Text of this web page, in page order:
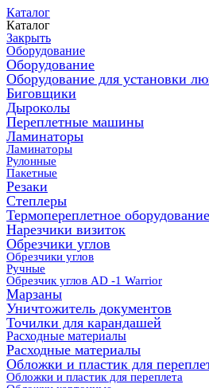
Каталог
Каталог
Закрыть
Оборудование
Оборудование
Оборудование для установки
Биговщики
Дыроколы
Переплетные машины
Ламинаторы
Ламинаторы
Рулонные
Пакетные
Резаки
Степлеры
Термопереплетное оборудование
Нарезчики визиток
Обрезчики углов
Обрезчики углов
Ручные
Обрезчик углов AD -1 Warrior
Марзаны
Уничтожитель документов
Точилки для карандашей
Расходные материалы
Расходные материалы
Обложки и пластик для
Обложки и пластик для переплета